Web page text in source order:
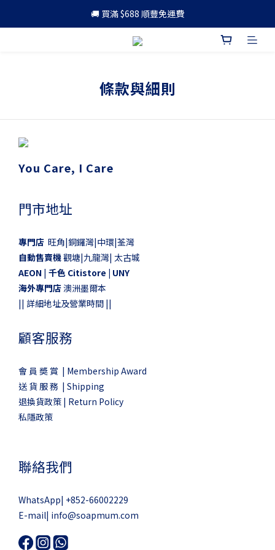
🚚 買滿 $688 順豐免運費
🚚 買滿 $688 順豐免運費
🎁 成為會員 可享更多優惠
條款與細則
You Care, I Care
門市地址
專門店 旺角|銅鑼灣|中環|荃灣
自動售賣機觀塘|九龍灣| 太古城
AEON | 千色 Citistore | UNY
海外專門店澳洲墨爾本
|| 詳細地址及營業時間 ||
顧客服務
會 員 奬 賞 | Membership Award
送 貨 服 務 | Shipping
退換貨政策 | Return Policy
私隱政策
聯絡我們
WhatsApp| +852-66002229
E-mail| info@soapmum.com